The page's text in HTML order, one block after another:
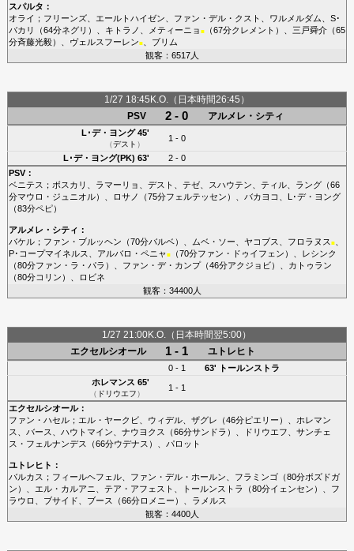
スパルタ ：
オライ ； フリーンズ、 エールトハイゼン ファン・デル・クスト ワルメルダム
S･
バカリ
（64分ネグリ ）、 キトラノ メティーニョ ■（67分クレメント ）、 三戸舜介（65
分斉藤光毅）、 ヴェルスフーレン■、 ブリム
観客：6517人
1/27 18:45K.O.（日本時間26:45）
PSV
2 - 0 アルメレ・シティ
L･デ・ヨング45'
（デスト ）
1 - 0
L･デ・ヨング(PK) 63'
2 - 0
PSV：
ベニテス ； ボスカリ ラマーリョ デスト テゼ、 スハウテン ティル、 ラング（66
分マウロ・ジュニオル）、 ロサノ （75分フェルテッセン ）、 バカヨコ
L･デ・ヨング
（83分ペピ）
アルメレ・シティ ：
バケル； ファン・ブルッヘン （70分バルベ）、 ムベ・ソー ヤコブス フロラヌス ■、
P･コープマイネルス
アルバロ・ペニャ ■（70分ファン・ドゥイフェン ）、 レシンク
（80分ファン・ラ・パラ ）、 ファン・デ・カンプ（46分アクジョビ）、 カトゥラン
（80分コリン ）、
ロビネ
観客：34400人
1/27 21:00K.O.（日本時間翌5:00）
エクセルシオール
1 - 1 ユトレヒト
0 - 1 63'
トールンストラ
ホレマンス 65'
（ ドリウエフ）
1 - 1
エクセルシオール：
ファン・ハセル； エル・ヤークビ、 ウィデル、 ザグレ （46分ピエリー ）、 ホレマン
ス
バース ハウトマイン ナウヨクス （66分サンドラ ）、 ドリウエフ
サンチェ
ス・フェルナンデス
（66分ウデナス ）、 パロット
ユトレヒト ：
バルカス ； フィールヘフェル、 ファン・デル・ホールン フラミンゴ（80分ボズドガ
ン ）、 エル・カルアニ テア・アフェスト トールンストラ （80分イェンセン ）、 フ
ラウロ
ブサイド ブース （66分ロメニー ）、 ラメルス
観客：4400人